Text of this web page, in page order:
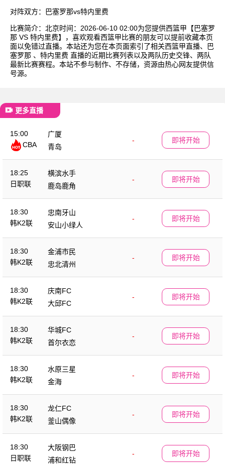
对阵双方： 巴塞罗那vs特内里费
比赛简介： 北京时间：2026-06-10 02:00为您提供西篮甲【巴塞罗
那 VS 特内里费】，喜欢观看西篮甲比赛的朋友可以提前收藏本页
面以免错过直播。本站还为您在本页面索引了相关西篮甲直播、巴
塞罗那 、特内里费 直播的近期比赛列表以及两队历史交锋、两队
最新比赛赛程。本站不参与制作、不存储，资源由热心网友提供信
号源。
更多直播
15:00
CBA
广厦
-
青岛
即将开始
18:25
日职联
横滨水手
-
鹿岛鹿角
即将开始
18:30
韩K2联
忠南牙山
-
安山小绿人
即将开始
18:30
韩K2联
金浦市民
-
忠北清州
即将开始
18:30
韩K2联
庆南FC
-
大邱FC
即将开始
18:30
韩K2联
华城FC
-
首尔衣恋
即将开始
18:30
韩K2联
水原三星
-
金海
即将开始
18:30
韩K2联
龙仁FC
-
釜山偶像
即将开始
18:30
日职联
大阪钢巴
-
浦和红钻
即将开始